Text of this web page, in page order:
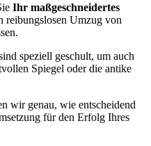
Ihr maßgeschneidertes
reibungslosen Umzug von
speziell geschult, um auch
Spiegel oder die antike
wir genau, wie entscheidend
für den Erfolg Ihres